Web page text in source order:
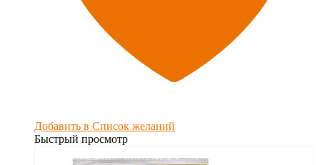
Добавить в Список желаний
Быстрый просмотр